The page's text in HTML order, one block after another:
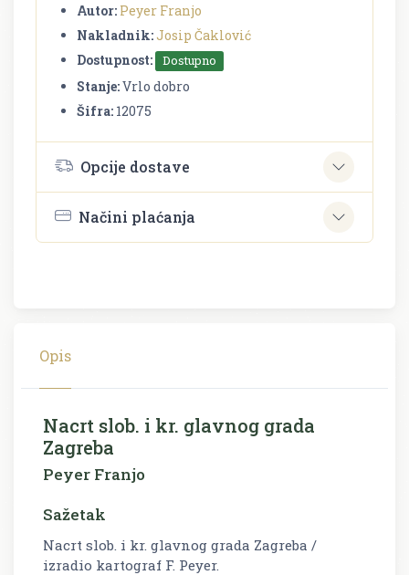
Autor: Peyer Franjo
Nakladnik:Josip Čaklović
Dostupnost:
Dostupno
Stanje:Vrlo dobro
Šifra: 12075
Opcije dostave
Načini plaćanja
Opis
Nacrt slob. i kr. glavnog grada
Zagreba
Peyer Franjo
Sažetak
Nacrt slob. i kr. glavnog grada Zagreba /
izradio kartograf F. Peyer.